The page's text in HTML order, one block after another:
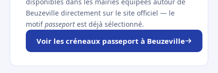
Beuzeville directement sur le site officiel — le
motifpasseport est déjà sélectionné.
Voir les créneaux passeport à Beuzeville